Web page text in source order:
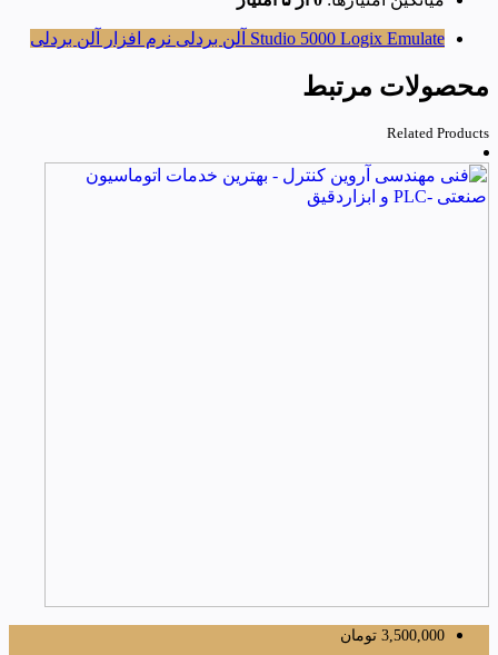
Studio 5000 Logix Emulate آلن بردلی نرم افزار آلن بردلی
محصولات مرتبط
Related Products
3,500,000 تومان